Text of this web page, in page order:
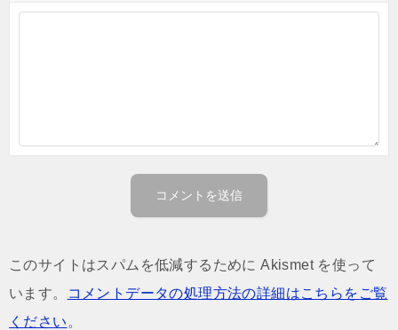
このサイトはスパムを低減するために Akismet を使って
います。
コメントデータの処理方法の詳細はこちらをご覧
ください 。